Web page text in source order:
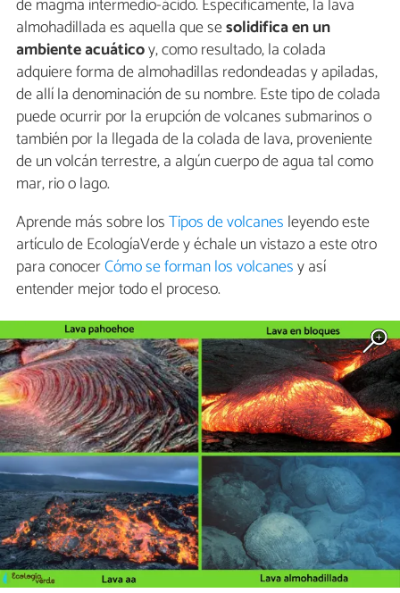
de magma intermedio-ácido. Específicamente, la lava
almohadillada es aquella que sesolidifica en un
ambiente acuáticoy, como resultado, la colada
adquiere forma de almohadillas redondeadas y apiladas,
de allí la denominación de su nombre. Este tipo de colada
puede ocurrir por la erupción de volcanes submarinos o
también por la llegada de la colada de lava, proveniente
de un volcán terrestre, a algún cuerpo de agua tal como
mar, rio o lago.
Aprende más sobre losTipos de volcanes leyendo este
artículo de EcologíaVerde y échale un vistazo a este otro
para conocerCómo se forman los volcanesy así
entender mejor todo el proceso.